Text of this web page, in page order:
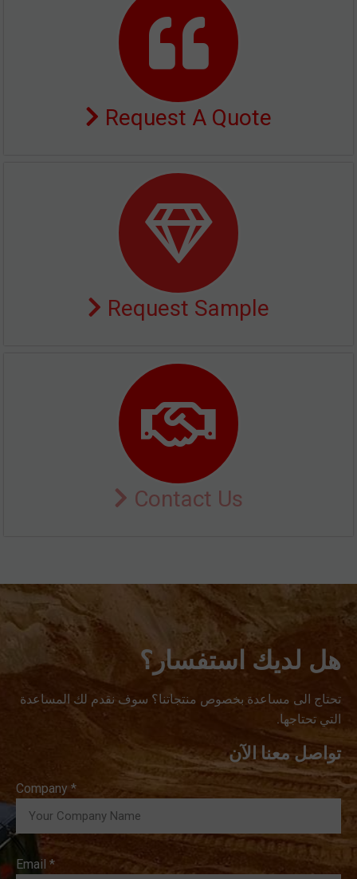
Request A Quote
Request Sample
Contact Us
هل لديك استفسار؟
تحتاج الى مساعدة بخصوص منتجاتنا؟ سوف نقدم لك المساعدة
التي تحتاجها.
تواصل معنا الآن
Company *
Email *